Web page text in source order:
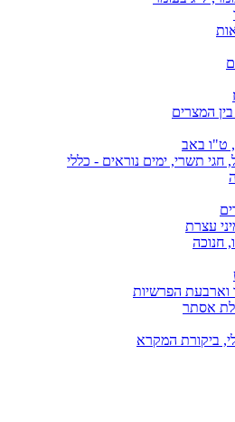
המצרים
ט"ו באב
חגי תשרי, ימים נוראים - כללי
עצרת
חנוכה
וארבעת הפרשיות
אסתר
ביקורת המקרא